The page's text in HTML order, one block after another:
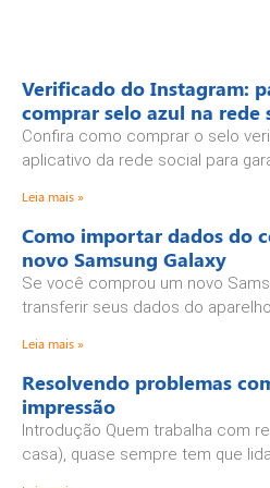
Verificado do Instagram:
comprar selo azul na rede
Confira como comprar o selo
aplicativo da rede social para
Leia mais »
Como importar dados do
novo Samsung Galaxy
Se você comprou um novo
transferir seus dados do
Leia mais »
Resolvendo problemas
impressão
Introdução Quem trabalha com
casa), quase sempre tem que